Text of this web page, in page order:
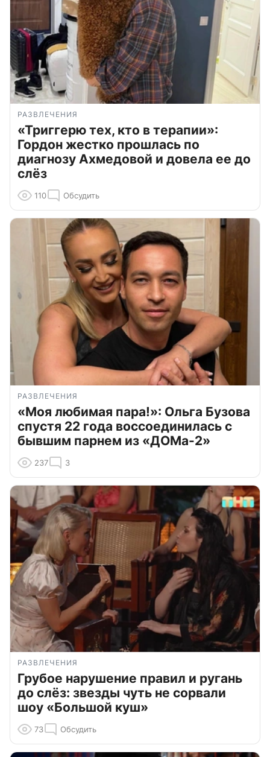
РАЗВЛЕЧЕНИЯ
«Триггерю тех, кто в терапии»:
Гордон жестко прошлась по
диагнозу Ахмедовой и довела ее до
слёз
110 Обсудить
РАЗВЛЕЧЕНИЯ
«Моя любимая пара!»: Ольга Бузова
спустя 22 года воссоединилась с
бывшим парнем из «ДОМа-2»
237 3
РАЗВЛЕЧЕНИЯ
Грубое нарушение правил и ругань
до слёз: звезды чуть не сорвали
шоу «Большой куш»
73 Обсудить